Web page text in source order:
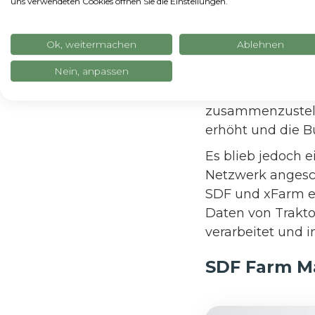
dem Landwirt
Ausbringung
erhöht und die
Es blieb jedoch
Netzwerk
SDF und xFarm
Daten von
verarbeitet und
SDF Farm
Ok, weitermachen Ablehnen
Nein, anpassen